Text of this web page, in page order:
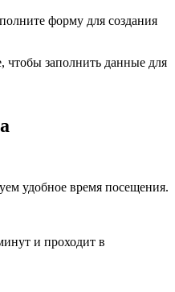
форму для создания
заполнить данные для
удобное время посещения.
и проходит в